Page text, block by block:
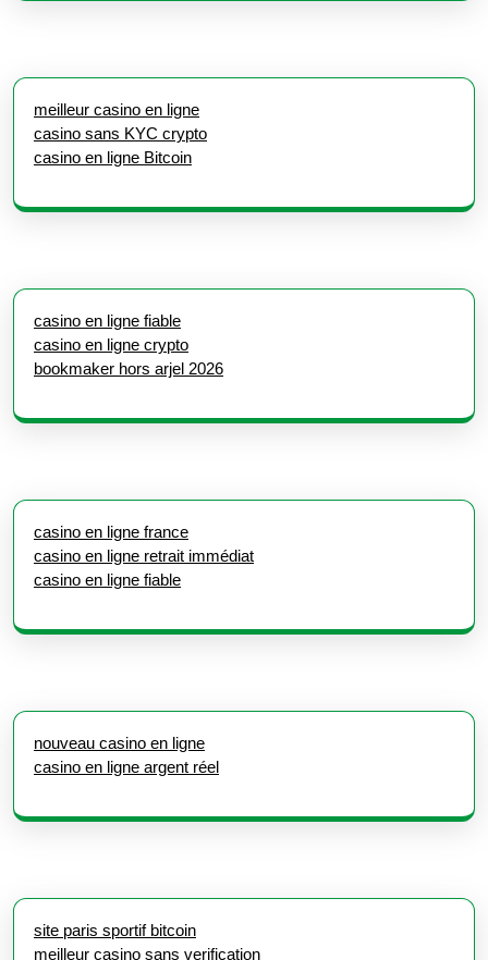
meilleur casino en ligne
casino sans KYC crypto
casino en ligne Bitcoin
casino en ligne fiable
casino en ligne crypto
bookmaker hors arjel 2026
casino en ligne france
casino en ligne retrait immédiat
casino en ligne fiable
nouveau casino en ligne
casino en ligne argent réel
site paris sportif bitcoin
meilleur casino sans verification